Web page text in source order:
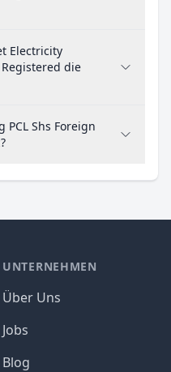
Electricity
die
Shs Foreign
UNTERNEHMEN
Über Uns
Jobs
Blog